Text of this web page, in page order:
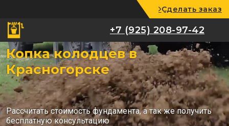
+7 (925) 208-97-42
Сделать заказ
+7 (925) 208-97-42
Копка колодцев в
Красногорске
Рассчитать стоимость фундамента, а так же получить
бесплатную консультацию